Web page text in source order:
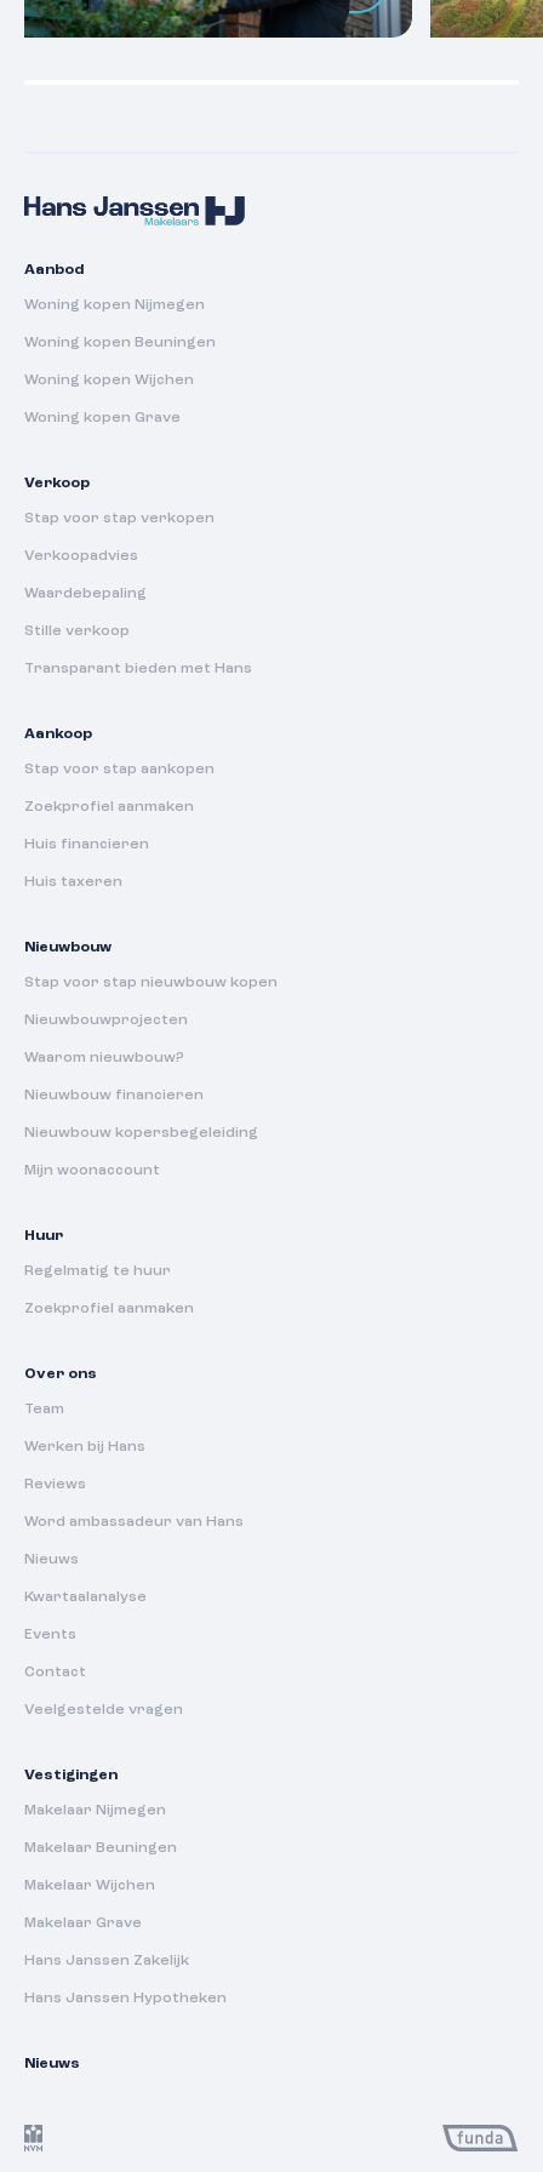
Aanbod
Woning kopen Nijmegen
Woning kopen Beuningen
Woning kopen Wijchen
Woning kopen Grave
Verkoop
Stap voor stap verkopen
Verkoopadvies
Waardebepaling
Stille verkoop
Transparant bieden met Hans
Aankoop
Stap voor stap aankopen
Zoekprofiel aanmaken
Huis financieren
Huis taxeren
Nieuwbouw
Stap voor stap nieuwbouw kopen
Nieuwbouwprojecten
Waarom nieuwbouw?
Nieuwbouw financieren
Nieuwbouw kopersbegeleiding
Mijn woonaccount
Huur
Regelmatig te huur
Zoekprofiel aanmaken
Over ons
Team
Werken bij Hans
Reviews
Word ambassadeur van Hans
Nieuws
Kwartaalanalyse
Events
Contact
Veelgestelde vragen
Vestigingen
Makelaar Nijmegen
Makelaar Beuningen
Makelaar Wijchen
Makelaar Grave
Hans Janssen Zakelijk
Hans Janssen Hypotheken
Nieuws